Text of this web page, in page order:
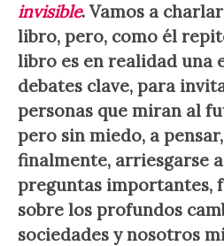
invisible. Vamos a
libro, pero, como él
libro es en realidad una
debates clave, para
personas que miran al
pero sin miedo, a
finalmente, arriesgarse
preguntas importantes,
sobre los profundos
sociedades y nosotros